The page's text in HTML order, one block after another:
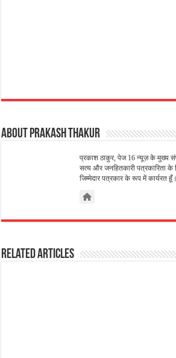
About Prakash Thakur
प्रकाश ठाकुर, पेज 16 न्यूज़ के मुख्य
सत्य और जनहितकारी पत्रकारिता के
जिम्मेदार पत्रकार के रूप में कार्यरत हूँ।
Related Articles